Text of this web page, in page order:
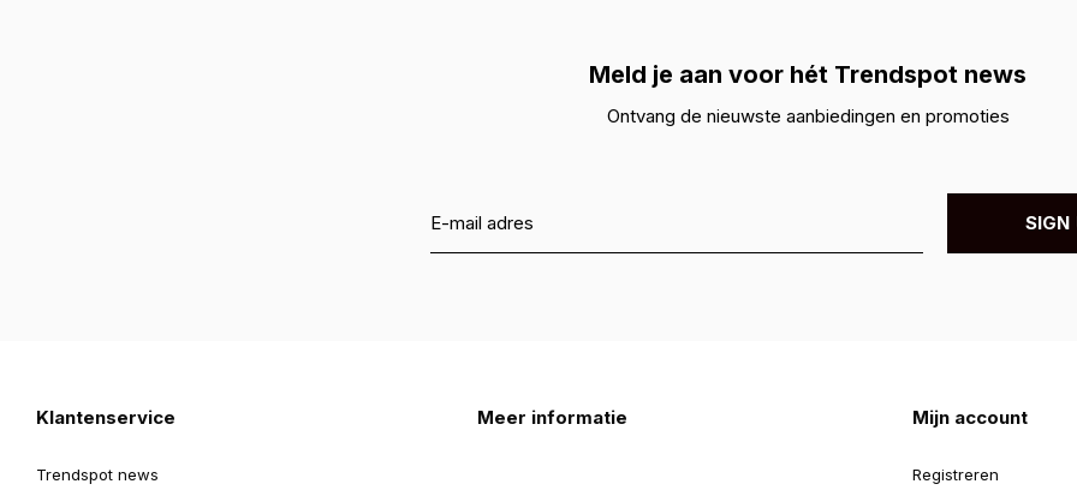
Meld je aan voor hét Trendspot news
Ontvang de nieuwste aanbiedingen en promoties
SIGN
Klantenservice
Trendspot news
Meer informatie Mijn account
Registreren